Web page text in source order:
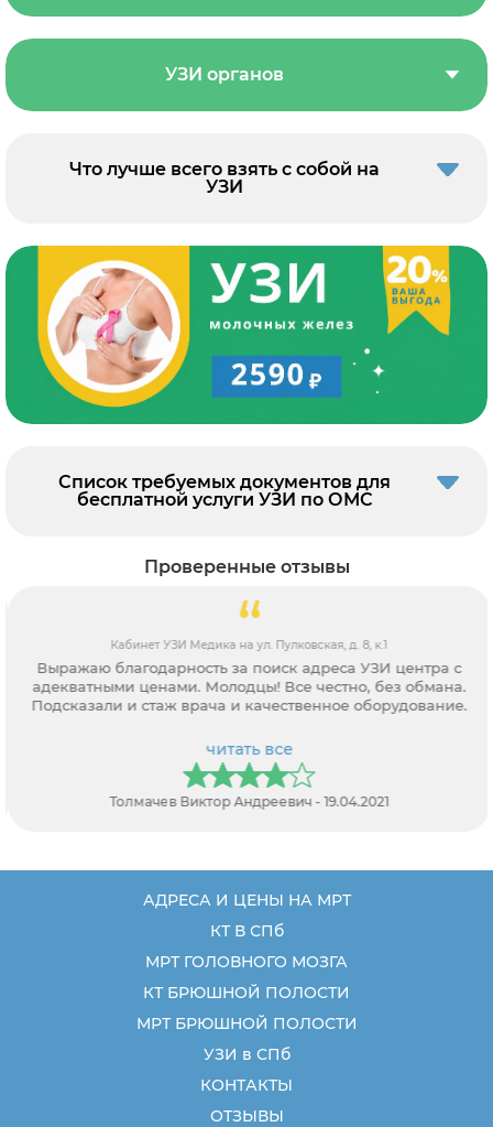
УЗИ органов
Что лучше всего взять с собой на
УЗИ
Список требуемых документов для
бесплатной услуги УЗИ по ОМС
Проверенные отзывы
Кабинет УЗИ Медика на ул. Пулковская, д. 8, к.1
Выражаю благодарность за поиск адреса УЗИ центра с
адекватными ценами. Молодцы! Все честно, без обмана.
Подсказали и стаж врача и качественное оборудование.
читать все
Толмачев Виктор Андреевич - 19.04.2021
АДРЕСА И ЦЕНЫ НА МРТ
КТ В СПб
МРТ ГОЛОВНОГО МОЗГА
КТ БРЮШНОЙ ПОЛОСТИ
МРТ БРЮШНОЙ ПОЛОСТИ
УЗИ в СПб
КОНТАКТЫ
ОТЗЫВЫ